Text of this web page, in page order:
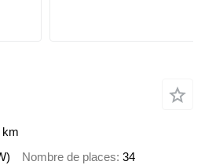
km
Nombre de places 34